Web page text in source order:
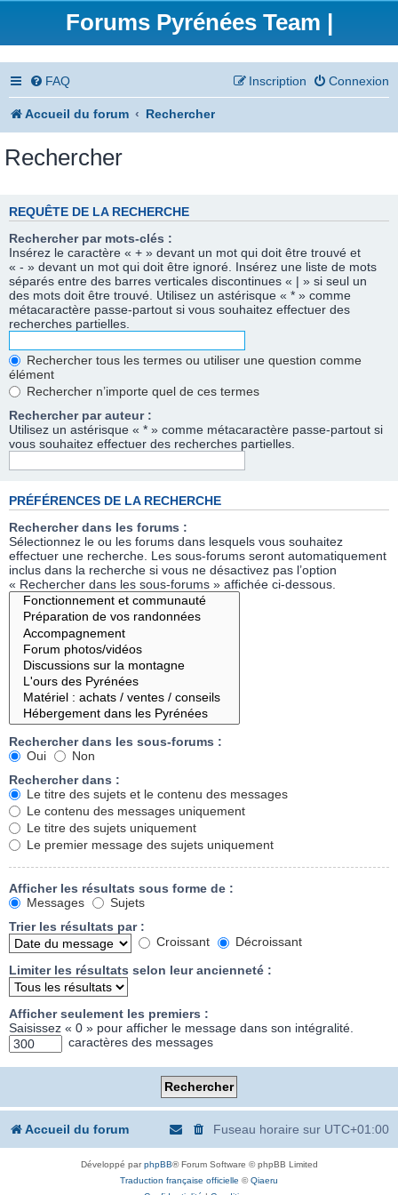
Forums Pyrénées Team |
FAQ Connexion
Inscription
Accueil du forum Rechercher
Rechercher
REQUÊTE DE LA RECHERCHE
Rechercher par mots-clés :
Insérez le caractère « + » devant un mot qui doit être trouvé et
« - » devant un mot qui doit être ignoré. Insérez une liste de mots
séparés entre des barres verticales discontinues « | » si seul un
des mots doit être trouvé. Utilisez un astérisque « * » comme
métacaractère passe-partout si vous souhaitez effectuer des
recherches partielles.
Rechercher tous les termes ou utiliser une question comme
élément
Rechercher n’importe quel de ces termes
Rechercher par auteur :
Utilisez un astérisque « * » comme métacaractère passe-partout si
vous souhaitez effectuer des recherches partielles.
PRÉFÉRENCES DE LA RECHERCHE
Rechercher dans les forums :
Sélectionnez le ou les forums dans lesquels vous souhaitez
effectuer une recherche. Les sous-forums seront automatiquement
inclus dans la recherche si vous ne désactivez pas l’option
« Rechercher dans les sous-forums » affichée ci-dessous.
Rechercher dans les sous-forums :
Oui
Non
Rechercher dans :
Le titre des sujets et le contenu des messages
Le contenu des messages uniquement
Le titre des sujets uniquement
Le premier message des sujets uniquement
Afficher les résultats sous forme de :
Messages
Sujets
Trier les résultats par :
Croissant
Décroissant
Limiter les résultats selon leur ancienneté :
Afficher seulement les premiers :
Saisissez « 0 » pour afficher le message dans son intégralité.
caractères des messages
Accueil du forum Fuseau horaire sur UTC+01:00
Développé parphpBB® Forum Software © phpBB Limited
Traduction française officielle ©Qiaeru